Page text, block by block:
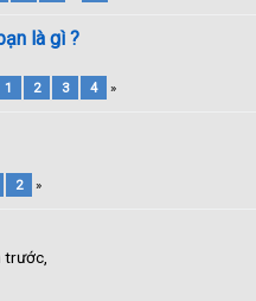
là gì ?
1 2 3 4 »
2 »